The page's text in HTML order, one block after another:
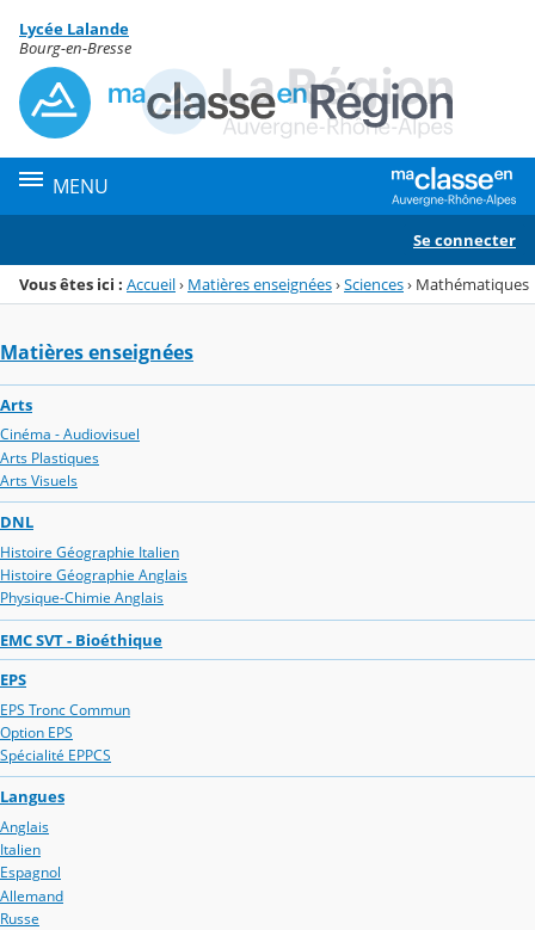
Menu de la rubrique
Contenu
Lycée Lalande
Bourg-en-Bresse
MENU
Se connecter
Vous êtes ici : Accueil› Matières enseignées›Sciences› Mathématiques
Matières enseignées
Arts
Cinéma - Audiovisuel
Arts Plastiques
Arts Visuels
DNL
Histoire Géographie Italien
Histoire Géographie Anglais
Physique-Chimie Anglais
EMC SVT - Bioéthique
EPS
EPS Tronc Commun
Option EPS
Spécialité EPPCS
Langues
Anglais
Italien
Espagnol
Allemand
Russe